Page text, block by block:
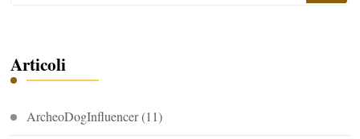
Articoli
ArcheoDogInfluencer(11)